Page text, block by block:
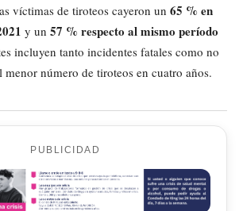
víctimas de tiroteos cayeron un 65 % en
y un 57 % respecto al mismo período
incluyen tanto incidentes fatales como no
menor número de tiroteos en cuatro años.
PUBLICIDAD